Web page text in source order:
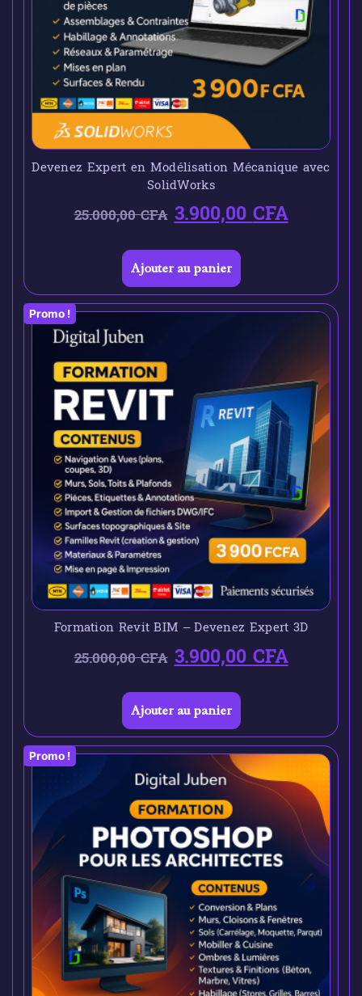
Devenez Expert en Modélisation Mécanique avec
SolidWorks
25.000,00CFA 3.900,00CFA
Ajouter au panier
Promo !
Formation Revit BIM – Devenez Expert 3D
25.000,00CFA 3.900,00CFA
Ajouter au panier
Promo !